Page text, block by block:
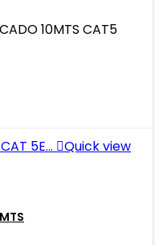
10MTS CAT5
Quick view